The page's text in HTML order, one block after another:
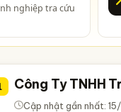
nghiệp tra cứu
Công Ty TNHH
Cập nhật gần nhất: